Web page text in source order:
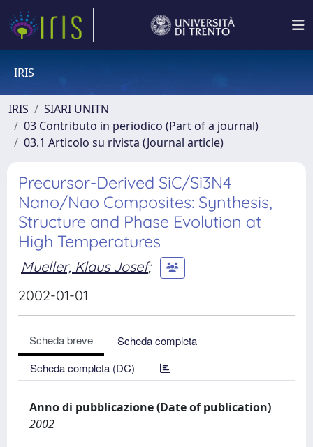
IRIS
IRIS
SIARI UNITN
03 Contributo in periodico (Part of a journal)
03.1 Articolo su rivista (Journal article)
Precursor-Derived SiC/Si3N4
Nano/Nao Composites: Synthesis,
Structure and Phase Evolution at
High Temperatures
Mueller, Klaus Josef;
2002-01-01
Scheda breve
Scheda completa
Scheda completa (DC)
Anno di pubblicazione (Date of publication)
2002